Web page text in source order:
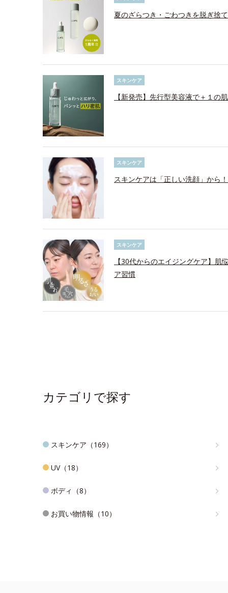
夏のざらつき・ごわつきを脱ぎ捨
スキンケア
【新発売】先行型美容液で＋１の
スキンケア
スキンケアは「正しい洗顔」から
スキンケア
【30代からのエイジングケア】
ア習慣
カテゴリで探す
スキンケア（169）
UV（18）
ボディ（8）
お買い物情報（10）